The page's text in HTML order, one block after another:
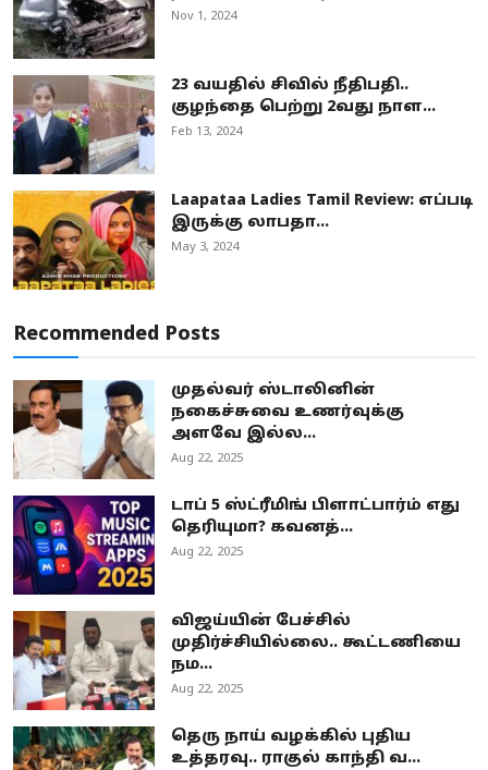
Nov 1, 2024
23 வயதில் சிவில் நீதிபதி..
குழந்தை பெற்று 2வது நாள...
Feb 13, 2024
Laapataa Ladies Tamil Review: எப்படி
இருக்கு லாபதா...
May 3, 2024
Recommended Posts
முதல்வர் ஸ்டாலினின்
நகைச்சுவை உணர்வுக்கு
அளவே இல்ல...
Aug 22, 2025
டாப் 5 ஸ்ட்ரீமிங் பிளாட்பார்ம் எது
தெரியுமா? கவனத்...
Aug 22, 2025
விஜய்யின் பேச்சில்
முதிர்ச்சியில்லை.. கூட்டணியை
நம...
Aug 22, 2025
தெரு நாய் வழக்கில் புதிய
உத்தரவு.. ராகுல் காந்தி வ...